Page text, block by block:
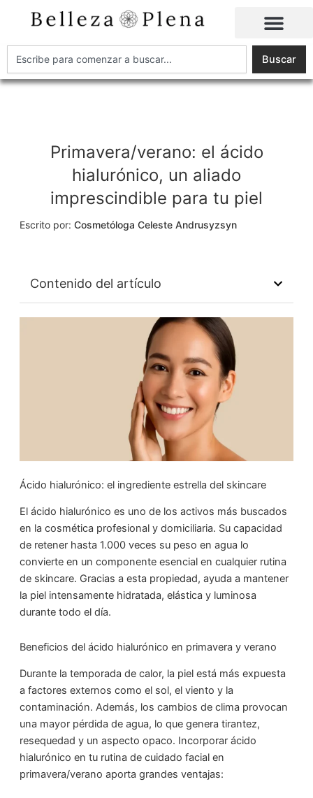
Buscar
Primavera/verano: el ácido
hialurónico, un aliado
imprescindible para tu piel
Escrito por: Cosmetóloga Celeste Andrusyzsyn
Contenido del artículo
Ácido hialurónico: el ingrediente estrella del skincare
El ácido hialurónico es uno de los activos más buscados
en la cosmética profesional y domiciliaria. Su capacidad
de retener hasta 1.000 veces su peso en agua lo
convierte en un componente esencial en cualquier rutina
de skincare. Gracias a esta propiedad, ayuda a mantener
la piel intensamente hidratada, elástica y luminosa
durante todo el día.
Beneficios del ácido hialurónico en primavera y verano
Durante la temporada de calor, la piel está más expuesta
a factores externos como el sol, el viento y la
contaminación. Además, los cambios de clima provocan
una mayor pérdida de agua, lo que genera tirantez,
resequedad y un aspecto opaco. Incorporar ácido
hialurónico en tu rutina de cuidado facial en
primavera/verano aporta grandes ventajas: